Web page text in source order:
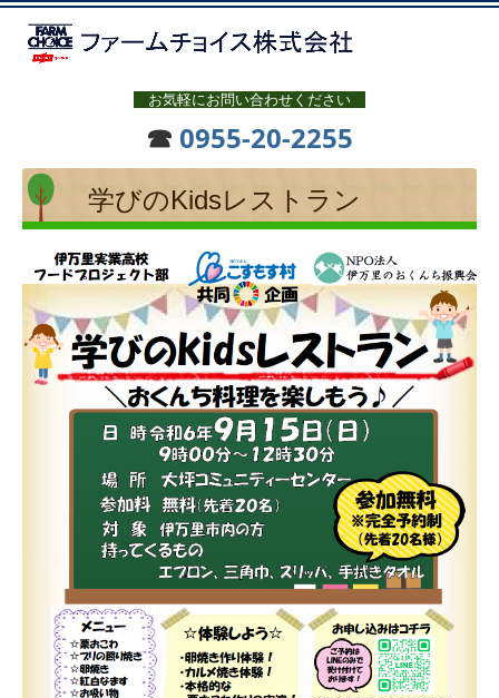
お気軽にお問い合わせください
☎ 0955-20-2255
学びのKidsレストラン